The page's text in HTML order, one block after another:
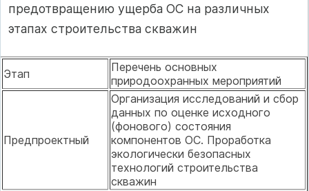
предотвращению ущерба ОС на различных
этапах строительства скважин
Этап
Перечень основных
природоохранных мероприятий
Предпроектный
Организация исследований и сбор
данных по оценке исходного
(фонового) состояния
компонентов ОС. Проработка
экологически безопасных
технологий строительства
скважин